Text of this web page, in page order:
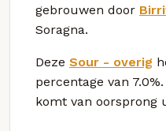
gebrouwen door
Soragna.
Deze Sour - overig
percentage van
komt van oorsprong